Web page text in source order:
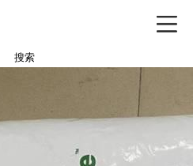
搜索